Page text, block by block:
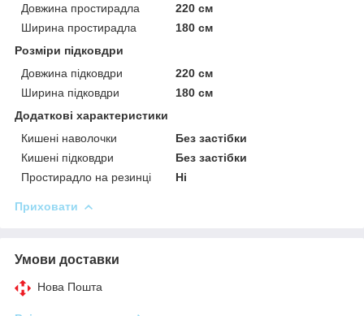
Довжина простирадла
220 см
Ширина простирадла
180 см
Розміри підковдри
Довжина підковдри
220 см
Ширина підковдри
180 см
Додаткові характеристики
Кишені наволочки
Без застібки
Кишені підковдри
Без застібки
Простирадло на резинці
Ні
Приховати
Умови доставки
Нова Пошта